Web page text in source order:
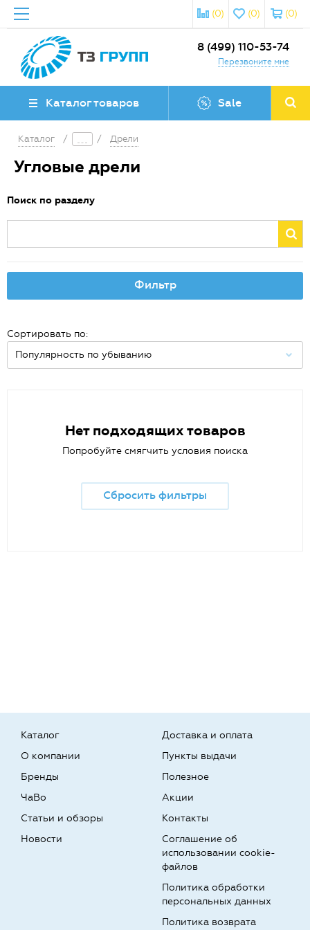
(0)
(0)
(0)
8 (499) 110-53-74
Перезвоните мне
Каталог товаров Sale
Каталог / / Дрели
Угловые дрели
Поиск по разделу
Фильтр
Сортировать по:
Нет подходящих товаров
Попробуйте смягчить условия поиска
Сбросить фильтры
Каталог
О компании
Бренды
Доставка и оплата
Пункты выдачи
Полезное
ЧаВо
Статьи и обзоры
Новости
Акции
Контакты
Соглашение об
использовании cookie-
файлов
Политика обработки
персональных данных
Политика возврата